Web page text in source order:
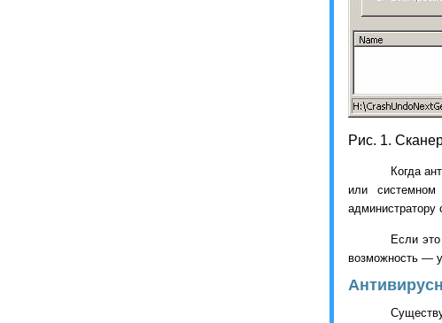
Рис. 1.
Когда
или системном
администратору
Если
возможность —